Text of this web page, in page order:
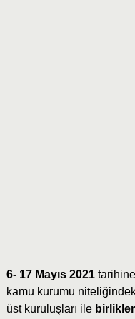
6- 17 Mayıs 2021
kamu kurumu
üst kuruluşları ile birlikler